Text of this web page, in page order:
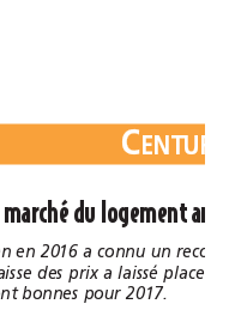
C
marché du logement
ancien en 2016 a connu un
baisse des prix a laissé place
sont bonnes pour 2017.